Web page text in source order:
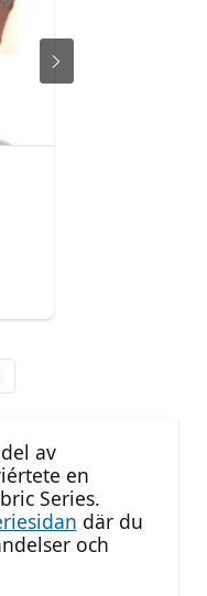
av
en
Series.
där du
och